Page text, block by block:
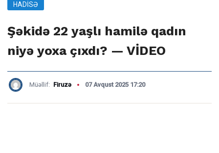
HADISƏ
Şəkidə 22 yaşlı hamilə qadın
niyə yoxa çıxdı? — VİDEO
Müəllif: Firuzə 07 Avqust 2025 17:20